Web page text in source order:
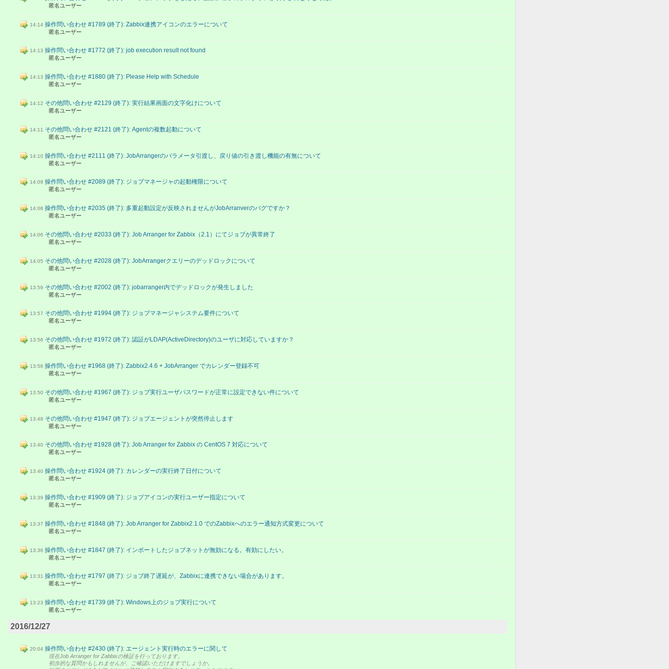
匿名ユーザー
14:14 操作問い合わせ #1789 (終了): Zabbix連携アイコンのエラーについて
匿名ユーザー
14:13 操作問い合わせ #1772 (終了): job execution result not found
匿名ユーザー
14:13 操作問い合わせ #1880 (終了): Please Help with Schedule
匿名ユーザー
14:12 その他問い合わせ #2129 (終了): 実行結果画面の文字化けについて
匿名ユーザー
14:11 その他問い合わせ #2121 (終了): Agentの複数起動について
匿名ユーザー
14:10 操作問い合わせ #2111 (終了): JobArrangerのパラメータ引渡し、戻り値の引き渡し機能の有無について
匿名ユーザー
14:09 操作問い合わせ #2089 (終了): ジョブマネージャの起動権限について
匿名ユーザー
14:08 操作問い合わせ #2035 (終了): 多重起動設定が反映されませんがJobArranverのバグですか？
匿名ユーザー
14:06 その他問い合わせ #2033 (終了): Job Arranger for Zabbix（2.1）にてジョブが異常終了
匿名ユーザー
14:05 その他問い合わせ #2028 (終了): JobArrangerクエリーのデッドロックについて
匿名ユーザー
13:59 その他問い合わせ #2002 (終了): jobarranger内でデッドロックが発生しました
匿名ユーザー
13:57 その他問い合わせ #1994 (終了): ジョブマネージャシステム要件について
匿名ユーザー
13:56 その他問い合わせ #1972 (終了): 認証がLDAP(ActiveDirectory)のユーザに対応していますか？
匿名ユーザー
13:56 操作問い合わせ #1968 (終了): Zabbix2.4.6 + JobArranger でカレンダー登録不可
匿名ユーザー
13:50 その他問い合わせ #1967 (終了): ジョブ実行ユーザパスワードが正常に設定できない件について
匿名ユーザー
13:48 その他問い合わせ #1947 (終了): ジョブエージェントが突然停止します
匿名ユーザー
13:40 その他問い合わせ #1928 (終了): Job Arranger for Zabbix の CentOS 7 対応について
匿名ユーザー
13:40 操作問い合わせ #1924 (終了): カレンダーの実行終了日付について
匿名ユーザー
13:39 操作問い合わせ #1909 (終了): ジョブアイコンの実行ユーザー指定について
匿名ユーザー
13:37 操作問い合わせ #1848 (終了): Job Arranger for Zabbix2.1.0 でのZabbixへのエラー通知方式変更について
匿名ユーザー
13:36 操作問い合わせ #1847 (終了): インポートしたジョブネットが無効になる。有効にしたい。
匿名ユーザー
13:31 操作問い合わせ #1797 (終了): ジョブ終了遅延が、Zabbixに連携できない場合があります。
匿名ユーザー
13:23 操作問い合わせ #1739 (終了): Windows上のジョブ実行について
匿名ユーザー
2016/12/27
20:04 操作問い合わせ #2430 (終了): エージェント実行時のエラーに関して
現在Job Arranger for Zabbixの検証を行っております。
初歩的な質問かもしれませんが、ご確認いただけますでしょうか。